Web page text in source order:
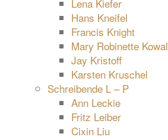
Lena Kiefer
Hans Kneifel
Francis Knight
Mary Robinette Kowal
Jay Kristoff
Karsten Kruschel
Schreibende L – P
Ann Leckie
Fritz Leiber
Cixin Liu